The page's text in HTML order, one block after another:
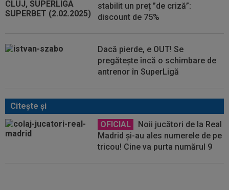
stabilit un preț ”de criză”:
discount de 75%
Dacă pierde, e OUT! Se
pregătește încă o schimbare de
antrenor în SuperLigă
Citeşte şi
OFICIAL
Noii jucători de la Real
Madrid și-au ales numerele de pe
tricou! Cine va purta numărul 9